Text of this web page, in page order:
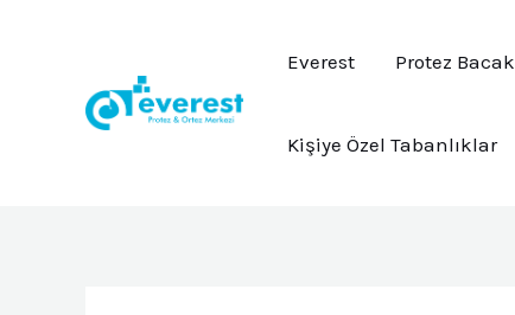
Everest
Protez Bacak
Kişiye Özel Tabanlıklar